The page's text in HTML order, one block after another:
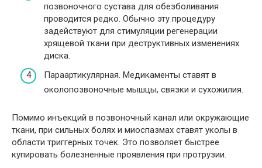
позвоночного сустава для обезболивания
проводится редко. Обычно эту процедуру
задействуют для стимуляции регенерации
хрящевой ткани при деструктивных изменениях
диска.
Параартикулярная. Медикаменты ставят в
околопозвоночные мышцы, связки и сухожилия.
Помимо инъекций в позвоночный канал или окружающие
ткани, при сильных болях и миоспазмах ставят уколы в
области триггерных точек. Это позволяет быстрее
купировать болезненные проявления при протрузии.